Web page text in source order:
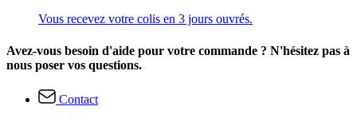
Vous recevez votre colis en 3 jours ouvrés.
Avez-vous besoin d'aide pour votre commande ? N'hésitez pas à
nous poser vos questions.
Contact